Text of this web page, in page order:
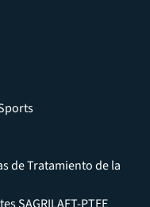
de Tratamiento de la